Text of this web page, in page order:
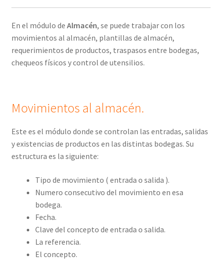
En el módulo de Almacén, se puede trabajar con los
movimientos al almacén, plantillas de almacén,
requerimientos de productos, traspasos entre bodegas,
chequeos físicos y control de utensilios.
Movimientos al almacén.
Este es el módulo donde se controlan las entradas, salidas
y existencias de productos en las distintas bodegas. Su
estructura es la siguiente:
Tipo de movimiento ( entrada o salida ).
Numero consecutivo del movimiento en esa
bodega.
Fecha.
Clave del concepto de entrada o salida.
La referencia.
El concepto.